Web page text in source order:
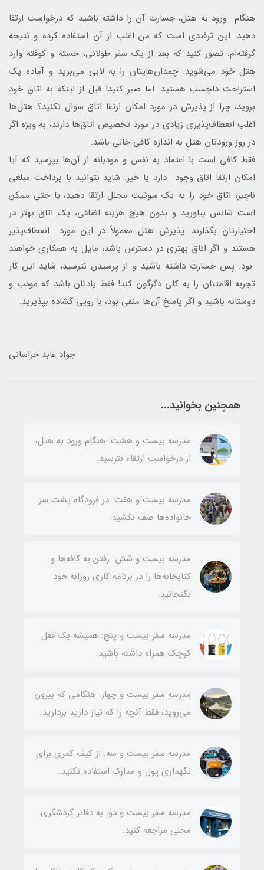
هنگام ورود به هتل، جسارت آن را داشته باشید که درخواست ارتقا
دهید. این ترفندی است که من اغلب از آن استفاده کرده‌ و نتیجه
گرفته‌ام. تصور کنید که بعد از یک سفر طولانی، خسته و کوفته وارد
هتل خود می‌شوید. چمدان‌هایتان را به لابی می‌برید و آماده یک
استراحت دلچسب هستید. اما صبر کنید! قبل از اینکه به اتاق خود
بروید، چرا از پذیرش در مورد امکان ارتقا اتاق سوال نکنید؟ هتل‌ها
اغلب انعطاف‌پذیری زیادی در مورد تخصیص اتاق‌ها دارند، به ویژه اگر
در روز ورودتان هتل به اندازه کافی خالی باشد.
فقط کافی است با اعتماد به نفس و مودبانه از آن‌ها بپرسید که آیا
امکان ارتقا اتاق وجود دارد یا خیر. شاید بتوانید با پرداخت مبلغی
ناچیز، اتاق خود را به یک سوئیت مجلل ارتقا دهید، یا حتی ممکن
است شانس بیاورید و بدون هیچ هزینه اضافی، یک اتاق بهتر در
اختیارتان بگذارند. پذیرش هتل معمولاً در این مورد انعطاف‌پذیر
هستند و اگر اتاق بهتری در دسترس باشد، مایل به همکاری خواهند
بود. پس جسارت داشته باشید و از پرسیدن نترسید، شاید این کار
تجربه اقامتتان را به کلی دگرگون کند! فقط یادتان باشد که مودب و
دوستانه باشید و اگر پاسخ آن‌ها منفی بود، با رویی گشاده بپذیرید.
جواد عابد خراسانی
همچنین بخوانید...
مدرسه بیست و هشت: هنگام ورود به هتل،
از درخواست ارتقاء نترسید.
مدرسه بیست و هفت: در فرودگاه‌ پشت سر
خانواده‌ها صف نکشید.
مدرسه بیست و شش: رفتن به کافه‌ها و
کتابخانه‌ها را در برنامه کاری روزانه خود
بگنجانید.
مدرسه سفر بیست و پنج: همیشه یک قفل
کوچک همراه داشته باشید.
مدرسه سفر بیست و چهار: هنگامی که بیرون
می‌روید، فقط آنچه را که نیاز دارید بردارید.
مدرسه سفر بیست و سه: از کیف کمری برای
نگهداری پول و مدارک استفاده نکنید.
مدرسه سفر بیست و دو: به دفاتر گردشگری
محلی مراجعه کنید.